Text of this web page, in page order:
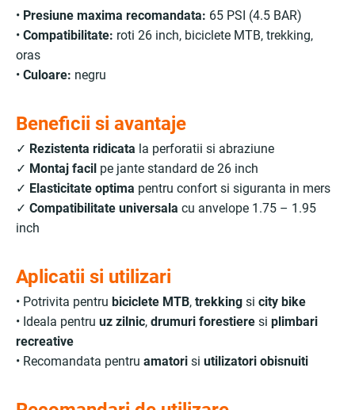
• Presiune maxima recomandata: 65 PSI (4.5 BAR)
• Compatibilitate: roti 26 inch, biciclete MTB, trekking,
oras
• Culoare: negru
Beneficii si avantaje
✓ Rezistenta ridicata la perforatii si abraziune
✓ Montaj facil pe jante standard de 26 inch
✓ Elasticitate optima pentru confort si siguranta in mers
✓ Compatibilitate universala cu anvelope 1.75 – 1.95
inch
Aplicatii si utilizari
• Potrivita pentru biciclete MTB, trekking si city bike
• Ideala pentru uz zilnic, drumuri forestiere si plimbari
recreative
• Recomandata pentru amatori si utilizatori obisnuiti